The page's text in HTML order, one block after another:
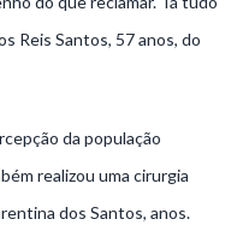
Reis Santos, 57 anos, do
da população
realizou uma cirurgia
dos Santos, anos.